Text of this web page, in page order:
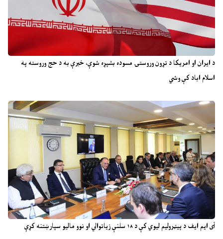
د ایران او امریکا د تړون وروستۍ مسوده بشپړه شوې، خبرې به د حج وروسته په
اسلام اباد کې وشي
آی ایم ایف د پیټرولیم لیوي کې د ۱۸ سلنې زیاتوالي او نوو مالیو سپارښتنه کړې